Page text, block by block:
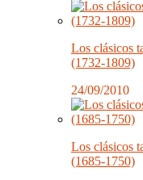
Los clásicos
(1732-1809)
24/09/2010
Los clásicos
(1685-1750)